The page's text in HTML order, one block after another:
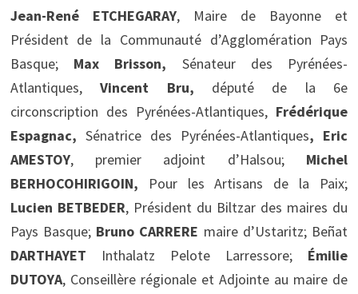
Jean-René ETCHEGARAY, Maire de Bayonne et
Président de la Communauté d’Agglomération Pays
Basque; Max Brisson, Sénateur des Pyrénées-
Atlantiques,Vincent Bru, député de la 6e
circonscription des Pyrénées-Atlantiques, Frédérique
Espagnac, Sénatrice des Pyrénées-Atlantiques, Eric
AMESTOY, premier adjoint d’Halsou; Michel
BERHOCOHIRIGOIN, Pour les Artisans de la Paix;
Lucien BETBEDER, Président du Biltzar des maires du
Pays Basque; Bruno CARRERE maire d’Ustaritz; Beñat
DARTHAYET Inthalatz Pelote Larressore; Émilie
DUTOYA, Conseillère régionale et Adjointe au maire de